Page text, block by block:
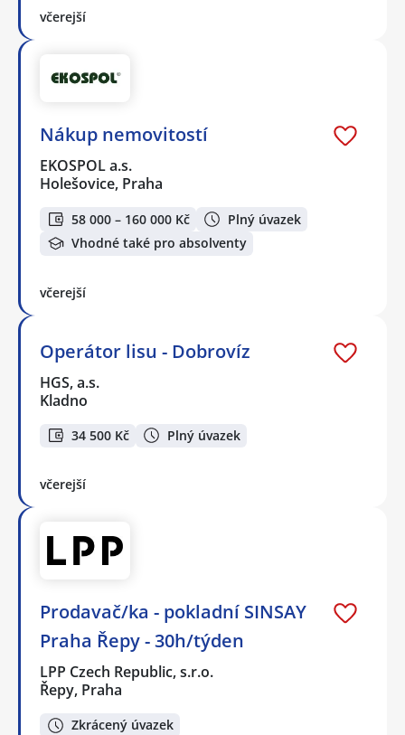
včerejší
Nákup nemovitostí
EKOSPOL a.s.
Holešovice, Praha
58 000 – 160 000 Kč
Plný úvazek
Vhodné také pro absolventy
včerejší
Operátor lisu - Dobrovíz
HGS, a.s.
Kladno
34 500 Kč Plný úvazek
včerejší
Prodavač/ka - pokladní SINSAY
Praha Řepy - 30h/týden
LPP Czech Republic, s.r.o.
Řepy, Praha
Zkrácený úvazek